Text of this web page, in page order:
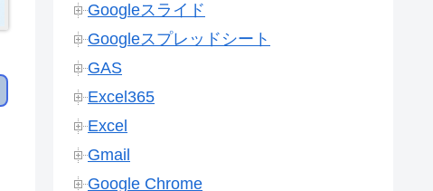
Googleスライド
Googleスプレッドシート
GAS
Excel365
Excel
Gmail
Google Chrome